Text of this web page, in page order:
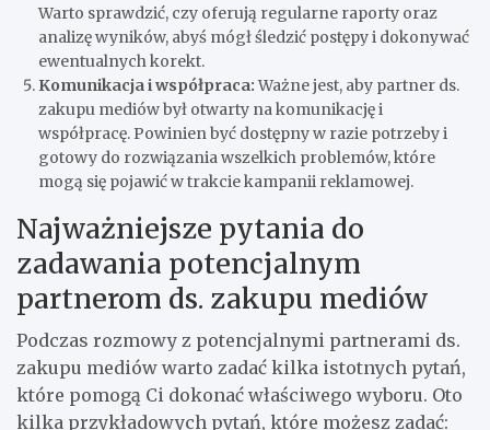
Warto sprawdzić, czy oferują regularne raporty oraz
analizę wyników, abyś mógł śledzić postępy i dokonywać
ewentualnych korekt.
Komunikacja i współpraca:Ważne jest, aby partner ds.
zakupu mediów był otwarty na komunikację i
współpracę. Powinien być dostępny w razie potrzeby i
gotowy do rozwiązania wszelkich problemów, które
mogą się pojawić w trakcie kampanii reklamowej.
Najważniejsze pytania do
zadawania potencjalnym
partnerom ds. zakupu mediów
Podczas rozmowy z potencjalnymi partnerami ds.
zakupu mediów warto zadać kilka istotnych pytań,
które pomogą Ci dokonać właściwego wyboru. Oto
kilka przykładowych pytań, które możesz zadać: